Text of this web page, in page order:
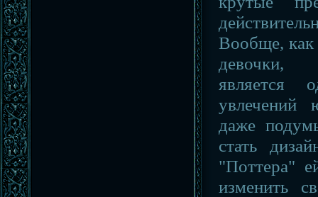
Вообще,
девочки,
является
увлечений
даже
стать
"Поттера"
изменить